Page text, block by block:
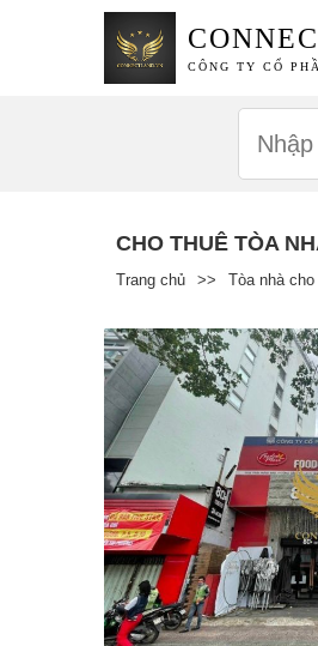
CÔNG TY CỔ
CHO THUÊ TÒA
Trang chủ >> Tòa nhà cho